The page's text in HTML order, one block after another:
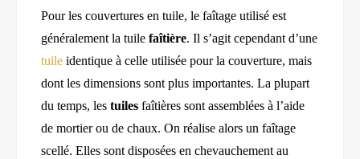
Pour les couvertures en tuile, le faîtage utilisé est
généralement la tuile faîtière. Il s’agit cependant d’une
tuile identique à celle utilisée pour la couverture, mais
dont les dimensions sont plus importantes. La plupart
du temps, les tuiles faîtières sont assemblées à l’aide
de mortier ou de chaux. On réalise alors un faîtage
scellé. Elles sont disposées en chevauchement au